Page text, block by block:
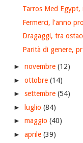
Tarros Med
Fermerci, l'anno
Dragaggi, tra
Parità di genere,
► novembre (12)
► ottobre (14)
► settembre (54)
► luglio (84)
► maggio (40)
► aprile (39)